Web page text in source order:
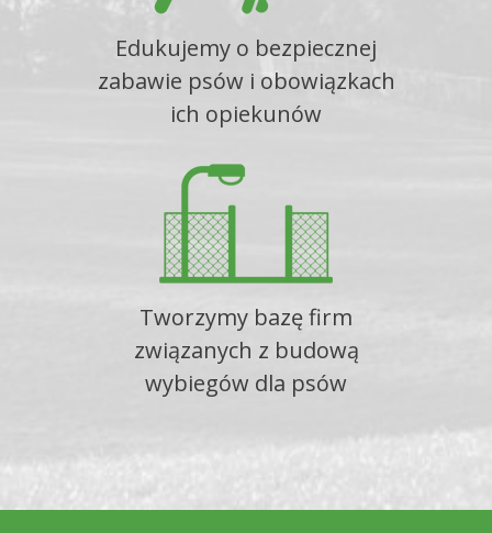
Edukujemy o bezpiecznej
zabawie psów i obowiązkach
ich opiekunów
Tworzymy bazę firm
związanych z budową
wybiegów dla psów